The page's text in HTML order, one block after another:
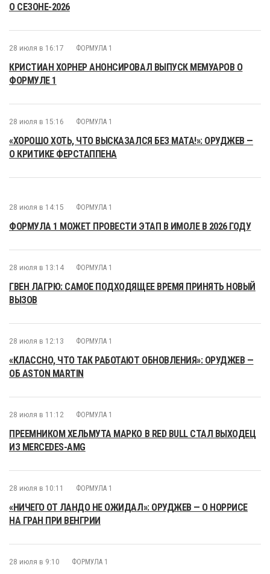
О СЕЗОНЕ-2026
28 июля в 16:17 ФОРМУЛА 1
КРИСТИАН ХОРНЕР АНОНСИРОВАЛ ВЫПУСК МЕМУАРОВ О
ФОРМУЛЕ 1
28 июля в 15:16 ФОРМУЛА 1
«ХОРОШО ХОТЬ, ЧТО ВЫСКАЗАЛСЯ БЕЗ МАТА!»: ОРУДЖЕВ —
О КРИТИКЕ ФЕРСТАППЕНА
28 июля в 14:15 ФОРМУЛА 1
ФОРМУЛА 1 МОЖЕТ ПРОВЕСТИ ЭТАП В ИМОЛЕ В 2026 ГОДУ
28 июля в 13:14 ФОРМУЛА 1
ГВЕН ЛАГРЮ: САМОЕ ПОДХОДЯЩЕЕ ВРЕМЯ ПРИНЯТЬ НОВЫЙ
ВЫЗОВ
28 июля в 12:13 ФОРМУЛА 1
«КЛАССНО, ЧТО ТАК РАБОТАЮТ ОБНОВЛЕНИЯ»: ОРУДЖЕВ —
ОБ ASTON MARTIN
28 июля в 11:12 ФОРМУЛА 1
ПРЕЕМНИКОМ ХЕЛЬМУТА МАРКО В RED BULL СТАЛ ВЫХОДЕЦ
ИЗ MERCEDES-AMG
28 июля в 10:11 ФОРМУЛА 1
«НИЧЕГО ОТ ЛАНДО НЕ ОЖИДАЛ»: ОРУДЖЕВ — О НОРРИСЕ
НА ГРАН ПРИ ВЕНГРИИ
28 июля в 9:10 ФОРМУЛА 1